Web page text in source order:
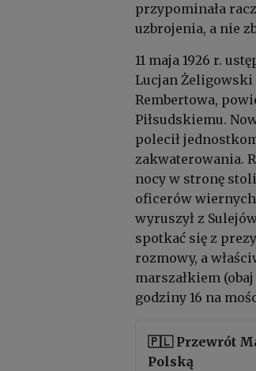
przypominała
uzbrojenia, a nie
11 maja 1926 r.
Lucjan Żeligowski
Rembertowa,
Piłsudskiemu.
polecił
zakwaterowania.
nocy w stronę
oficerów wiernych
wyruszył z
spotkać się z
rozmowy, a
marszałkiem
godziny 16 na
🇵🇱 Przewrót
Polską